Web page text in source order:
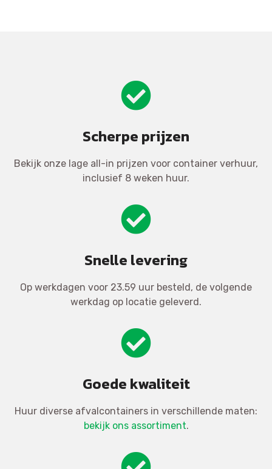
Scherpe prijzen
Bekijk onze lage all-in prijzen voor container verhuur,
inclusief 8 weken huur.
Snelle levering
Op werkdagen voor 23.59 uur besteld, de volgende
werkdag op locatie geleverd.
Goede kwaliteit
Huur diverse afvalcontainers in verschillende maten:
bekijk ons assortiment.